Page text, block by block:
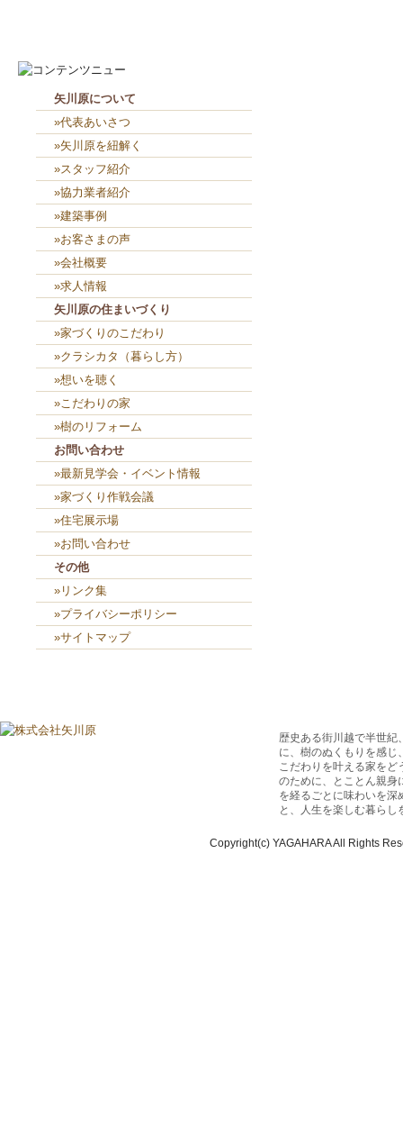
矢川原について
»代表あいさつ
»矢川原を紐解く
»スタッフ紹介
»協力業者紹介
»建築事例
»お客さまの声
»会社概要
»求人情報
矢川原の住まいづくり
»家づくりのこだわり
»クラシカタ（暮らし方）
»想いを聴く
»こだわりの家
»樹のリフォーム
お問い合わせ
»最新見学会・イベント情報
»家づくり作戦会議
»住宅展示場
»お問い合わせ
その他
»リンク集
»プライバシーポリシー
»サイトマップ
歴史ある街川越で半世紀
に、樹のぬくもりを感じ
こだわりを叶える家をど
のために、とことん親身
を経るごとに味わいを深
と、人生を楽しむ暮ら
Copyright(c) YAGAHARA All Rights